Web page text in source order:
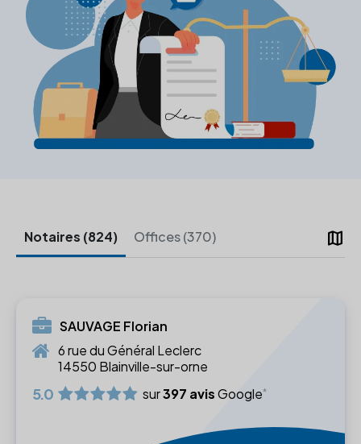
map
Notaires (824) Offices (370)
SAUVAGE Florian
6 rue du Général Leclerc
14550 Blainville-sur-orne
5.0 sur397 avisGoogle